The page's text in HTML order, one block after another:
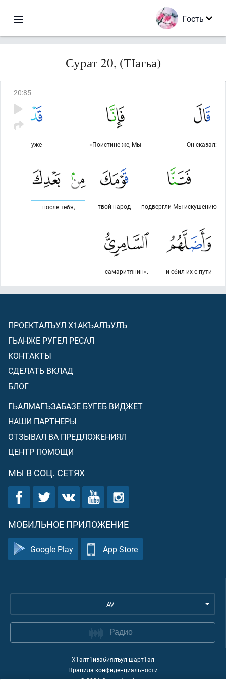
Гость
Сурат 20, (ТІагьа)
20:85
Он сказал:
«Поистине же, Мы
уже
подвергли Мы искушению
твой народ
после тебя,
и сбил их с пути
самаритянин».
ПРОЕКТАЛЪУЛ Х1АКЪАЛЪУЛЪ
ГЬАНЖЕ РУГЕЛ РЕСАЛ
КОНТАКТЫ
СДЕЛАТЬ ВКЛАД
БЛОГ
ГЬАЛМАГЪЗАБАЗЕ БУГЕБ ВИДЖЕТ
НАШИ ПАРТНЕРЫ
ОТЗЫВАЛ ВА ПРЕДЛОЖЕНИЯЛ
ЦЕНТР ПОМОЩИ
МЫ В СОЦ. СЕТЯХ
МОБИЛЬНОЕ ПРИЛОЖЕНИЕ
Google Play App Store
AV
Радио
Х1алт1изабиялъул шарт1ал
Правила конфиденциальности